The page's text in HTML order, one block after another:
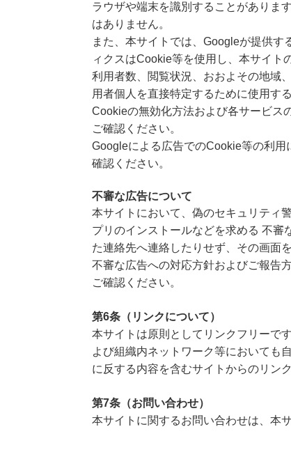
ラウザや端末を識別することがありま
はありません。
また、本サイトでは、Googleが提供
ィクスはCookie等を使用し、本サイト
利用者数、閲覧状況、おおよその地域
用者個人を直接特定するために使用す
Cookieの無効化方法および各サービス
ご確認ください。
Googleによる広告でのCookie等の利用
確認ください。
不審な広告について
本サイトにおいて、偽のセキュリティ
プリのインストールなどを求める 不審
た連絡先へ連絡したりせず、その画面
不審な広告への対応方針およびご報告
ご確認ください。
第6条（リンクについて）
本サイトは原則としてリンクフリーで
よび組織内ネットワーク等においても
に反する内容を含むサイトからのリン
第7条（お問い合わせ）
本サイトに関するお問い合わせは、本